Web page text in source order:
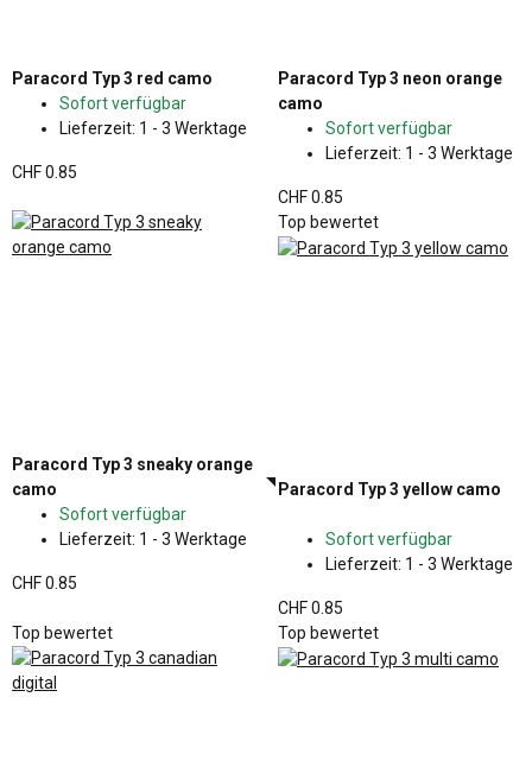
Paracord Typ 3 red camo
Sofort verfügbar
Lieferzeit: 1 - 3 Werktage
CHF 0.85
Paracord Typ 3 neon orange
camo
Sofort verfügbar
Lieferzeit: 1 - 3 Werktage
CHF 0.85
Paracord Typ 3 sneaky orange
camo
Sofort verfügbar
Lieferzeit: 1 - 3 Werktage
CHF 0.85
Top bewertet
Paracord Typ 3 yellow camo
Sofort verfügbar
Lieferzeit: 1 - 3 Werktage
CHF 0.85
Top bewertet
Top bewertet